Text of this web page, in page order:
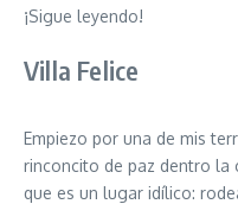
¡Sigue leyendo!
Villa Felice
Empiezo por una de mis
rinconcito de paz dentro la
que es un lugar idílico: